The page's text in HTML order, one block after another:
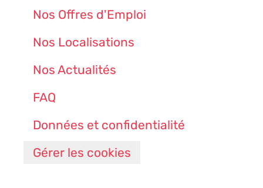
Nos Offres d'Emploi
Nos Localisations
Nos Actualités
FAQ
Données et confidentialité
Gérer les cookies